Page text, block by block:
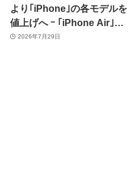
より｢iPhone｣の各モデルを
値上げへ ｰ ｢iPhone Air｣は
据え置き
2026年7月29日